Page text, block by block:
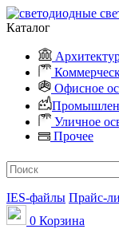
Каталог
Офисное
Уличное
Прочее
IES-файлы Прайс-
0 Корзина